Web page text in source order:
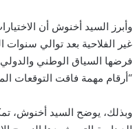
وأبرز السيد أخنوش أن
غير الفلاحية بعد توالي
“أرقام مهمة فاقت التوقعات